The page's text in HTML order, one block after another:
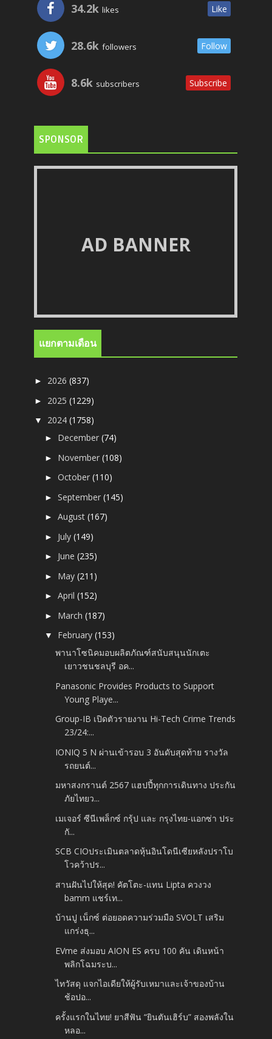
34.2k likes Like
28.6k followers Follow
8.6k subscribers Subscribe
SPONSOR
AD BANNER
แยกตามเดือน
► 2026(837)
► 2025(1229)
▼ 2024(1758)
► December(74)
► November(108)
►October(110)
►September(145)
►August(167)
► July(149)
► June(235)
► May(211)
►April(152)
► March(187)
▼ February(153)
พานาโซนิคมอบผลิตภัณฑ์สนับสนุนนักเตะ
เยาวชนชลบุรี อค...
Panasonic Provides Products to Support
Young Playe...
Group-IB เปิดตัวรายงาน Hi-Tech Crime Trends
23/24:...
IONIQ 5 N ผ่านเข้ารอบ 3 อันดับสุดท้าย รางวัล
รถยนต์...
มหาสงกรานต์ 2567 แฮปปี้ทุกการเดินทาง ประกัน
ภัยไทยว...
เมเจอร์ ซีนีเพล็กซ์ กรุ้ป และ กรุงไทย-แอกซ่า ประ
กั...
SCB CIOประเมินตลาดหุ้นอินโดนีเซียหลังปราโบ
โวคว้าปร...
สานฝันไปให้สุด! คัตโตะ-แทน Lipta ควงวง
bamm แชร์เท...
บ้านปู เน็กซ์ ต่อยอดความร่วมมือ SVOLT เสริม
แกร่งธุ...
EVme ส่งมอบ AION ES ครบ 100 คัน เดินหน้า
พลิกโฉมระบ...
ไทวัสดุ แจกไอเดียให้ผู้รับเหมาและเจ้าของบ้าน
ช้อปอ...
ครั้งแรกในไทย! ยาสีฟัน “ยินตันเฮิร์บ” สองพลังใน
หลอ...